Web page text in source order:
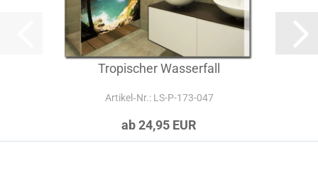
Tropischer Wasserfall
Artikel‑Nr.: LS-P-173-047
ab 24,95 EUR